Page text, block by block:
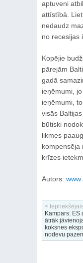
aptuveni
attīstībā.
nedaudz
no recesijas
Kopējie
pārejām
gadā
ieņēmumi,
ieņēmumi,
visās
būtiski
likmes
kompensēja
krīzes
Autors:
<
Kampars: ES
ātrāk
koksnes
nodevu